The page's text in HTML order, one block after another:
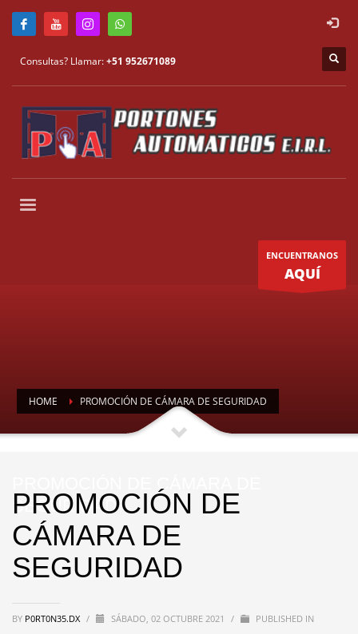
Consultas? Llamar:+51 952671089
ENCUENTRANOS
AQUÍ
HOME PROMOCIÓN DE CÁMARA DE SEGURIDAD
SEGURIDAD
PROMOCIÓN DE
CÁMARA DE
SEGURIDAD
BY P0RT0N35.DX / SÁBADO, 02 OCTUBRE 2021 / PUBLISHED IN